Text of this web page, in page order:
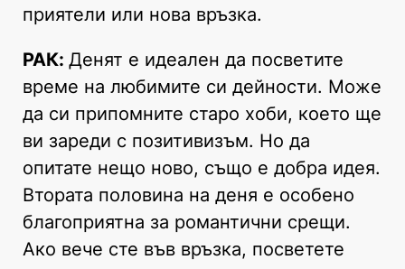
приятели или нова връзка.
РАК: Денят е идеален да посветите
време на любимите си дейности. Може
да си припомните старо хоби, което ще
ви зареди с позитивизъм. Но да
опитате нещо ново, също е добра идея.
Втората половина на деня е особено
благоприятна за романтични срещи.
Ако вече сте във връзка, посветете